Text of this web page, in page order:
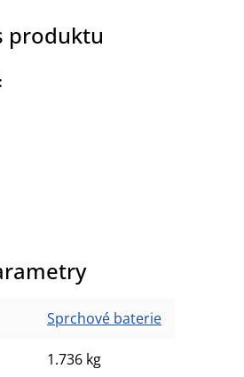
produktu
Sprchové baterie
1.736 kg